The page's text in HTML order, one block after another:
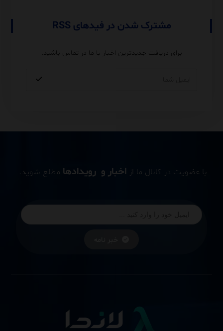
مشترک شدن در فیدهای RSS
برای دریافت جدیدترین اخبار با ما در تماس باشید.
با عضویت در کانال ما از اخبار و رویدادها مطلع شوید.